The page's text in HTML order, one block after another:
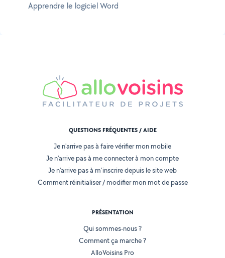
Apprendre le logiciel Word
QUESTIONS FRÉQUENTES / AIDE
Je n'arrive pas à faire vérifier mon mobile
Je n'arrive pas à me connecter à mon compte
Je n'arrive pas à m'inscrire depuis le site web
Comment réinitialiser / modifier mon mot de passe
PRÉSENTATION
Qui sommes-nous ?
Comment ça marche ?
AlloVoisins Pro